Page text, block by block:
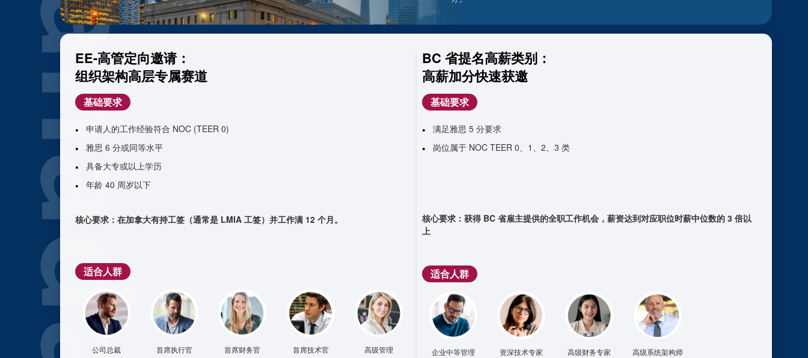
EE-高管定向邀请：
组织架构高层专属赛道
基础要求
申请人的工作经验符合 NOC (TEER 0)
雅思 6 分或同等水平
具备大专或以上学历
年龄 40 周岁以下
核心要求： 在加拿大有持工签（通常是 LMIA 工签）并工作满 12 个月。
适合人群
公司总裁
首席执行官
首席财务官
首席技术官
高级管理
BC 省提名高薪类别：
高薪加分快速获邀
基础要求
满足雅思 5 分要求
岗位属于 NOC TEER 0、1、2、3 类
核心要求： 获得 BC 省雇主提供的全职工作机会，薪资达到对应职位时薪中位数的 3 倍以
上
适合人群
企业中等管理 资深技术专家 高级财务专家 高级系统架构师